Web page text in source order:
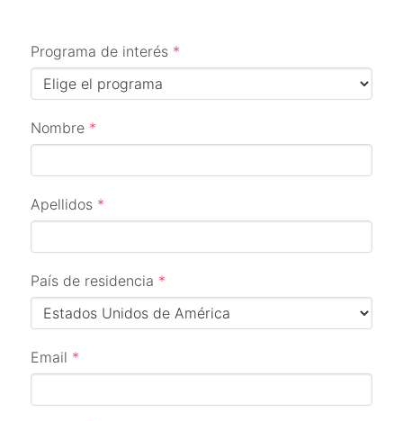
Programa de interés *
Nombre *
Apellidos *
País de residencia *
Email *